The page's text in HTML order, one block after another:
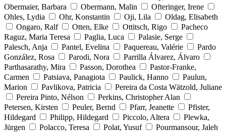
Obermaier, Barbara
Obermann, Malin
Ofteringer, Irene
Ohles, Lydia
Ohr, Konstantin Oji, Lila
Oldag, Elisabeth
Ongaro, Ralf
Otten, Elke Ottitsch, Rigo
Pacheco
Raguz, Maria Teresa
Paglia, Luca
Palasie, Serge
Palesch, Anja
Pantel, Evelina Paquereau, Valérie
Pardo
González, Rosa
Parodi, Nora
Parrilla Álvarez, Álvaro
Parthasarathy, Mira
Passon, Dorothea
Pastor-Franke,
Carmen
Patsiava, Panagiota Paulick, Hanno
Paulun,
Marion
Pavlikova, Patricia
Pereira da Costa Wätzold, Juliane
Pereira Pinto, Nélson
Perkins, Christopher Alan
Petersen, Kirsten
Peuler, Bernd Pfarr, Jeanette
Pfister,
Hildegard
Philipp, Hildegard Piccolo, Altera
Plewka,
Jürgen
Polacco, Teresa Polat, Yusuf
Pourmansour, Jaleh